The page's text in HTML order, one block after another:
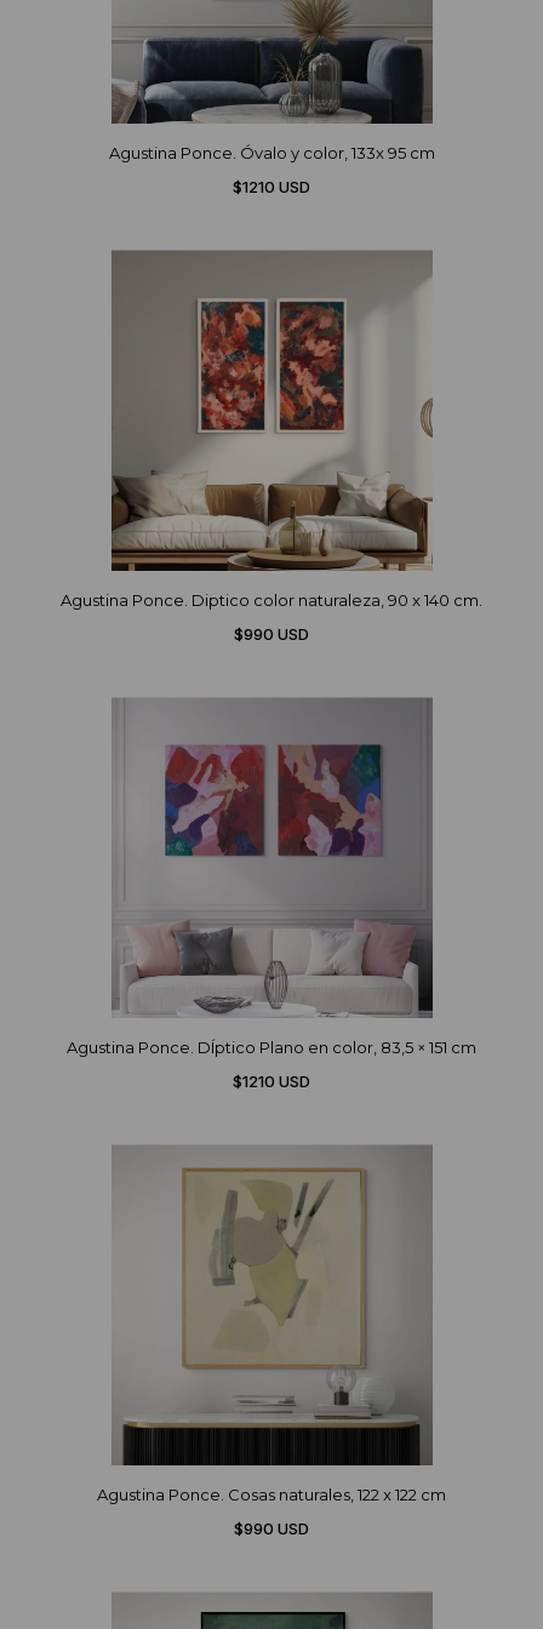
Agustina Ponce. Óvalo y color, 133x 95 cm
$1210 USD
Agustina Ponce. Diptico color naturaleza, 90 x 140 cm.
$990 USD
Agustina Ponce. DÍptico Plano en color, 83,5 × 151 cm
$1210 USD
Agustina Ponce. Cosas naturales, 122 x 122 cm
$990 USD